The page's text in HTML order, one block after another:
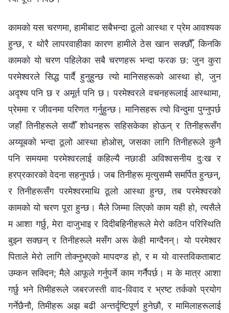
कामको यस चरणमा, हामीबाट सबैभन्दा ठूलो आस्था र प्रेम आवश्यक
हुन्छ, र थोरै लापरवाहीका कारण हामीले ठेस खान सक्छौँ, किनकि
कामको यो चरण पहिलेका सबै चरणहरू भन्दा फरक छ: जुन कुरा
परमेश्‍वरले सिद्ध पार्दै हुनुहुन्छ त्यो मानिसहरूको आस्था हो, जुन
अदृश्य पनि छ र अमूर्त पनि छ। परमेश्‍वरले वचनहरूलाई आस्थामा,
प्रेममा र जीवनमा परिणत गर्नुहुन्छ। मानिसहरू त्यो विन्दुमा पुग्नुपर्छ
जहाँ तिनीहरूले सयौँ शोधनहरू सहिसकेका होऊन् र तिनीहरूसँग
अय्यूबको भन्दा ठूलो आस्था होओस्, जसका लागि तिनीहरूले कुनै
पनि समयमा परमेश्‍वरलाई कहिल्यै नछाडी अविश्‍वसनीय दुःख र
हरप्रकारको वेदना सहनुपर्छ। जब तिनीहरू मृत्युसम्मै समर्पित हुन्छन्,
र तिनीहरूसँग परमेश्‍वरमाथि ठूलो आस्था हुन्छ, तब परमेश्‍वरको
कामको यो चरण पूरा हुन्छ। मैले जिम्मा लिएको काम यही हो, त्यसैले
म आशा गर्छु, मेरा दाजुभाइ र दिदीबहिनीहरूले मेरो कठिन परिस्थिति
बुझ्न सक्छन् र तिनीहरूले मसँग अरू केही माग्दैनन्। यो परमेश्‍वर
पिताले मेरो लागि तोक्नुभएको मापदण्ड हो, र म यो वास्तविकताबाट
उम्कन सक्दिन; मैले आफूले गर्नुपर्ने काम गर्नैपर्छ। म के मात्र आशा
गर्छु भने तिमीहरूले जबरजस्ती वाद-विवाद र भ्रष्ट तर्कको प्रयोग
गर्नेछैनौ, तिमीहरू अझ बढी अन्तर्दृष्टिपूर्ण हुनेछौ, र मामिलाहरूलाई